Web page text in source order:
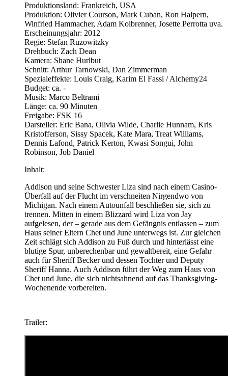
Produktionsland: Frankreich, USA
Produktion: Olivier Courson, Mark Cuban, Ron Halpern,
Winfried Hammacher, Adam Kolbrenner, Josette Perrotta uva.
Erscheinungsjahr: 2012
Regie: Stefan Ruzowitzky
Drehbuch: Zach Dean
Kamera: Shane Hurlbut
Schnitt: Arthur Tarnowski, Dan Zimmerman
Spezialeffekte: Louis Craig, Karim El Fassi / Alchemy24
Budget: ca. -
Musik: Marco Beltrami
Länge: ca. 90 Minuten
Freigabe: FSK 16
Darsteller: Eric Bana, Olivia Wilde, Charlie Hunnam, Kris
Kristofferson, Sissy Spacek, Kate Mara, Treat Williams,
Dennis Lafond, Patrick Kerton, Kwasi Songui, John
Robinson, Job Daniel
Inhalt:
Addison und seine Schwester Liza sind nach einem Casino-
Überfall auf der Flucht im verschneiten Nirgendwo von
Michigan. Nach einem Autounfall beschließen sie, sich zu
trennen. Mitten in einem Blizzard wird Liza von Jay
aufgelesen, der – gerade aus dem Gefängnis entlassen – zum
Haus seiner Eltern Chet und June unterwegs ist. Zur gleichen
Zeit schlägt sich Addison zu Fuß durch und hinterlässt eine
blutige Spur, unberechenbar und gewaltbereit, eine Gefahr
auch für Sheriff Becker und dessen Tochter und Deputy
Sheriff Hanna. Auch Addison führt der Weg zum Haus von
Chet und June, die sich nichtsahnend auf das Thanksgiving-
Wochenende vorbereiten.
Trailer: